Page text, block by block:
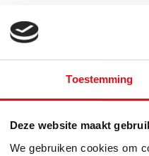
Toestemming
Deze website maakt
We gebruiken cookies om
latéraux, 2
(filetage intérieur euroconus
33 sont réversibles. Grâce
permettant d’utiliser le
simple sur les
les configurations.